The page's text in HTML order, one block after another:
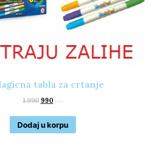
tabla za crtanje
1.990 990 rsd
Dodaj u korpu